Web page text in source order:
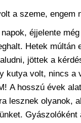
a szeme, engem
éjjelente
Hetek múltán
jöttek a
kutya volt, nincs a
A hosszú évek
lesznek olyanok,
Gyászolóként